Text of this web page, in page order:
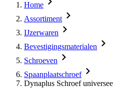
Home
Assortiment
IJzerwaren
Bevestigingsmaterialen
Schroeven
Spaanplaatschroef
Dynaplus Schroef